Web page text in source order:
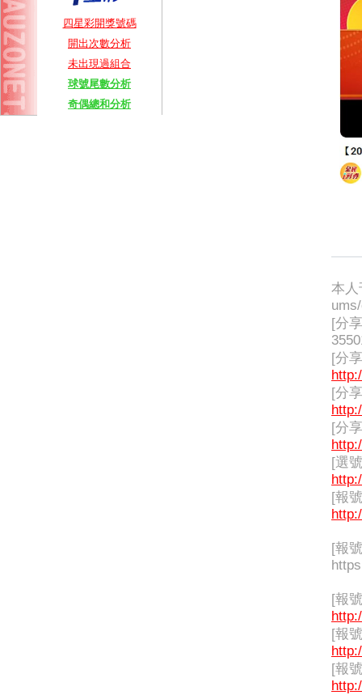
四星彩開獎號碼
開出次數分析
未出現過組合
球號尾數分析
奇偶總和分析
本人
[分
[分
[分
[分
[選
[報
[報
[報
[報
[報